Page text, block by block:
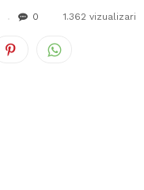
0 1.362 vizualizari